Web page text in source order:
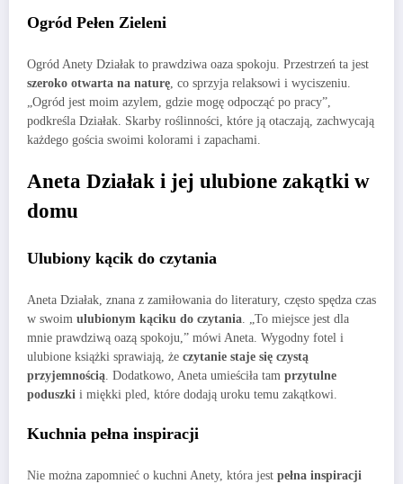
Ogród Pełen Zieleni
Ogród Anety Działak to prawdziwa oaza spokoju. Przestrzeń ta jest
szeroko otwarta na naturę, co sprzyja relaksowi i wyciszeniu.
„Ogród jest moim azylem, gdzie mogę odpocząć po pracy”,
podkreśla Działak. Skarby roślinności, które ją otaczają, zachwycają
każdego gościa swoimi kolorami i zapachami.
Aneta Działak i jej ulubione zakątki w
domu
Ulubiony kącik do czytania
Aneta Działak, znana z zamiłowania do literatury, często spędza czas
w swoim ulubionym kąciku do czytania. „To miejsce jest dla
mnie prawdziwą oazą spokoju,” mówi Aneta. Wygodny fotel i
ulubione książki sprawiają, że czytanie staje się czystą
przyjemnością. Dodatkowo, Aneta umieściła tam przytulne
poduszki i miękki pled, które dodają uroku temu zakątkowi.
Kuchnia pełna inspiracji
Nie można zapomnieć o kuchni Anety, która jest pełna inspiracji